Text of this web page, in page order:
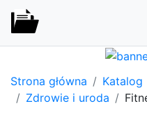
Strona główna Katalog
Zdrowie i uroda